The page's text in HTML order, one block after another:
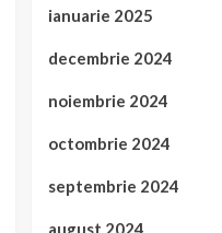
ianuarie 2025
decembrie 2024
noiembrie 2024
octombrie 2024
septembrie 2024
august 2024